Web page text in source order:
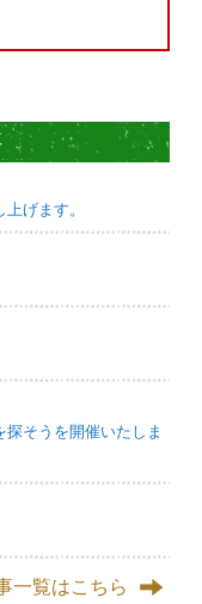
げます。
探そうを開催いたしま
一覧はこちら